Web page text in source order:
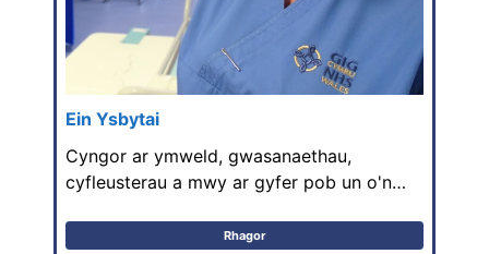
Ein Ysbytai
Cyngor ar ymweld, gwasanaethau,
cyfleusterau a mwy ar gyfer pob un o'n…
Rhagor